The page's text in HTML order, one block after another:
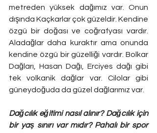
metreden yüksek dağımız var. Onun
dışında Kaçkarlar çok güzeldir. Kendine
özgü bir doğası ve coğrafyası vardır.
Aladağlar daha kuraktır ama onunda
kendine özgü bir güzelliği vardır. Bolkar
Dağları, Hasan Dağı, Erciyes dağı gibi
tek volkanik dağlar var. Cilolar gibi
güneydoğuda da güzel dağlarımız var.
Dağcılık eğitimi nasıl alınır? Dağcılık için
bir yaş sınırı var mıdır? Pahalı bir spor